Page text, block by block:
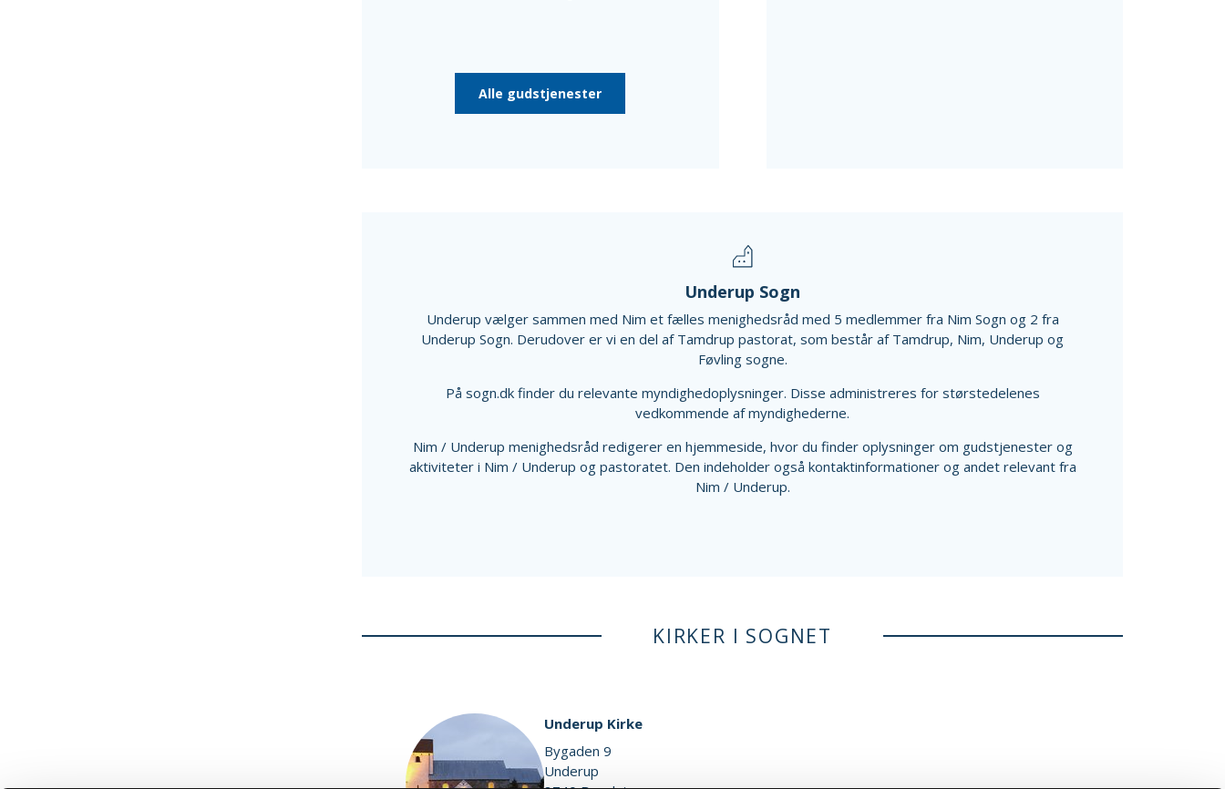
Alle gudstjenester
Underup Sogn
Underup vælger sammen med Nim et fælles menighedsråd med 5 medlemmer fra Nim Sogn og 2 fra
Underup Sogn. Derudover er vi en del af Tamdrup pastorat, som består af Tamdrup, Nim, Underup og
Føvling sogne.
På sogn.dk finder du relevante myndighedoplysninger. Disse administreres for størstedelenes
vedkommende af myndighederne.
Nim / Underup menighedsråd redigerer en hjemmeside, hvor du finder oplysninger om gudstjenester og
aktiviteter i Nim / Underup og pastoratet. Den indeholder også kontaktinformationer og andet relevant fra
Nim / Underup.
KIRKER I SOGNET
Underup Kirke
Bygaden 9
Underup